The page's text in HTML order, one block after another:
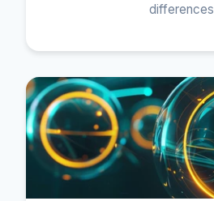
differences